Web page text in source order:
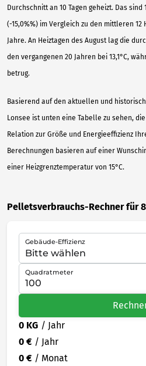
Durchschnitt an 10 Tagen geheizt. Das
(-15,0%%) im Vergleich zu den mittleren
Jahre. An Heiztagen des August lag die
den vergangenen 20 Jahren bei 13,1°C,
betrug.
Basierend auf den aktuellen und
Lonsee ist unten eine Tabelle zu sehen,
Relation zur Größe und Energieeffizienz
Berechnungen basieren auf einer
einer Heizgrenztemperatur von 15°C.
Pelletsverbrauchs-Rechner für
Gebäude-Effizienz
Quadratmeter
0 KG / Jahr
0 € / Jahr
0 € / Monat